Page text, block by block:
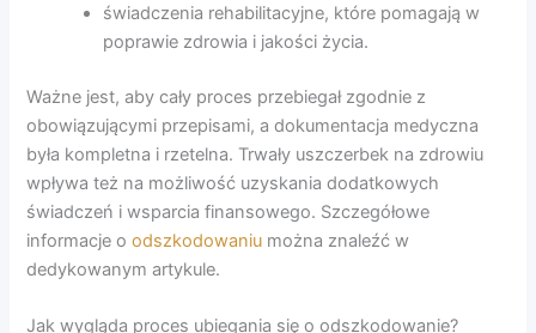
świadczenia rehabilitacyjne, które pomagają w
poprawie zdrowia i jakości życia.
Ważne jest, aby cały proces przebiegał zgodnie z
obowiązującymi przepisami, a dokumentacja medyczna
była kompletna i rzetelna. Trwały uszczerbek na zdrowiu
wpływa też na możliwość uzyskania dodatkowych
świadczeń i wsparcia finansowego. Szczegółowe
informacje oodszkodowaniu można znaleźć w
dedykowanym artykule.
Jak wygląda proces ubiegania się o odszkodowanie?